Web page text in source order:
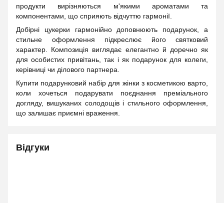
продукти вирізняються м'якими ароматами та
компонентами, що сприяють відчуттю гармонії.
Добірні цукерки гармонійно доповнюють подарунок, а
стильне оформлення підкреслює його святковий
характер. Композиція виглядає елегантно й доречно як
для особистих привітань, так і як подарунок для колеги,
керівниці чи ділового партнера.
Купити подарунковий набір для жінки з косметикою варто,
коли хочеться подарувати поєднання преміального
догляду, вишуканих солодощів і стильного оформлення,
що залишає приємні враження.
Відгуки